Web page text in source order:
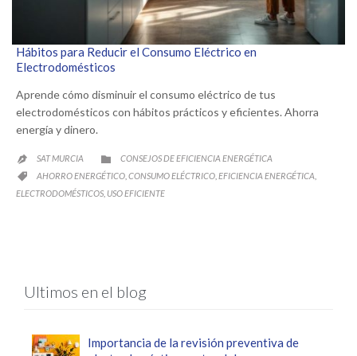
Hábitos para Reducir el Consumo Eléctrico en
Electrodomésticos
Aprende cómo disminuir el consumo eléctrico de tus
electrodomésticos con hábitos prácticos y eficientes. Ahorra
energía y dinero.
 SAT MURCIA  CATEGORY
CONSEJOS DE EFICIENCIA ENERGÉTICA

CATEGORY
AHORRO ENERGÉTICO CONSUMO ELÉCTRICO EFICIENCIA ENERGÉTICA
ELECTRODOMÉSTICOS USO EFICIENTE
Ultimos en el blog
Importancia de la revisión preventiva de